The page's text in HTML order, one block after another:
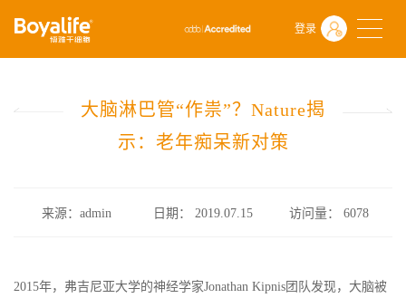
登录
首页 什么是干细胞
前沿动态
大脑淋巴管“作祟”？Nature揭示：老年痴呆新对策
大脑淋巴管“作祟”？Nature揭
示：老年痴呆新对策
来源：admin 日期： 2019.07.15 访问量：6078
2015年，弗吉尼亚大学的神经学家Jonathan Kipnis团队发现，大脑被